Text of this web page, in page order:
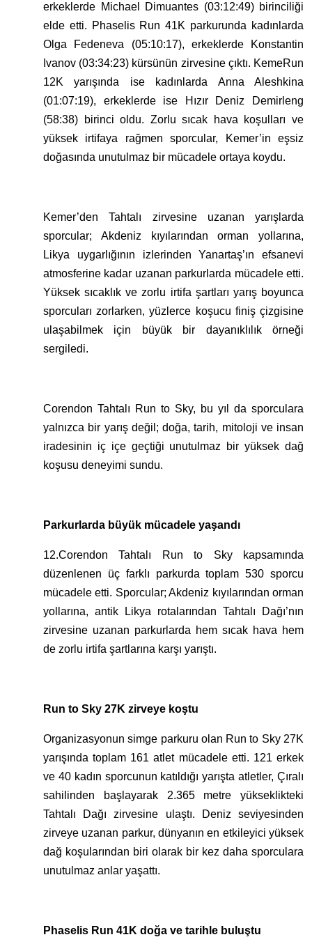
erkeklerde Michael Dimuantes (03:12:49) birinciliği
elde etti. Phaselis Run 41K parkurunda kadınlarda
Olga Fedeneva (05:10:17), erkeklerde Konstantin
Ivanov (03:34:23) kürsünün zirvesine çıktı. KemeRun
12K yarışında ise kadınlarda Anna Aleshkina
(01:07:19), erkeklerde ise Hızır Deniz Demirleng
(58:38) birinci oldu. Zorlu sıcak hava koşulları ve
yüksek irtifaya rağmen sporcular, Kemer’in eşsiz
doğasında unutulmaz bir mücadele ortaya koydu.
Kemer’den Tahtalı zirvesine uzanan yarışlarda
sporcular; Akdeniz kıyılarından orman yollarına,
Likya uygarlığının izlerinden Yanartaş’ın efsanevi
atmosferine kadar uzanan parkurlarda mücadele etti.
Yüksek sıcaklık ve zorlu irtifa şartları yarış boyunca
sporcuları zorlarken, yüzlerce koşucu finiş çizgisine
ulaşabilmek için büyük bir dayanıklılık örneği
sergiledi.
Corendon Tahtalı Run to Sky, bu yıl da sporculara
yalnızca bir yarış değil; doğa, tarih, mitoloji ve insan
iradesinin iç içe geçtiği unutulmaz bir yüksek dağ
koşusu deneyimi sundu.
Parkurlarda büyük mücadele yaşandı
12.Corendon Tahtalı Run to Sky kapsamında
düzenlenen üç farklı parkurda toplam 530 sporcu
mücadele etti. Sporcular; Akdeniz kıyılarından orman
yollarına, antik Likya rotalarından Tahtalı Dağı’nın
zirvesine uzanan parkurlarda hem sıcak hava hem
de zorlu irtifa şartlarına karşı yarıştı.
Run to Sky 27K zirveye koştu
Organizasyonun simge parkuru olan Run to Sky 27K
yarışında toplam 161 atlet mücadele etti. 121 erkek
ve 40 kadın sporcunun katıldığı yarışta atletler, Çıralı
sahilinden başlayarak 2.365 metre yükseklikteki
Tahtalı Dağı zirvesine ulaştı. Deniz seviyesinden
zirveye uzanan parkur, dünyanın en etkileyici yüksek
dağ koşularından biri olarak bir kez daha sporculara
unutulmaz anlar yaşattı.
Phaselis Run 41K doğa ve tarihle buluştu